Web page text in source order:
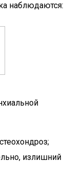
наблюдаются:
излишний